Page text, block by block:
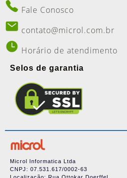
Fale Conosco
contato@microl.com.br
Horário de atendimento
Selos de garantia
Microl Informatica Ltda
CNPJ: 07.531.617/0002-63